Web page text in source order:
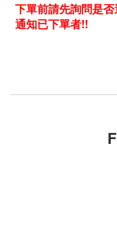
下單前請先詢問是
通知已下單者!!